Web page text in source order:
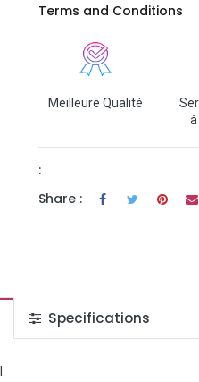
Terms and Conditions
Meilleure Qualité
:
Share :
Specifications